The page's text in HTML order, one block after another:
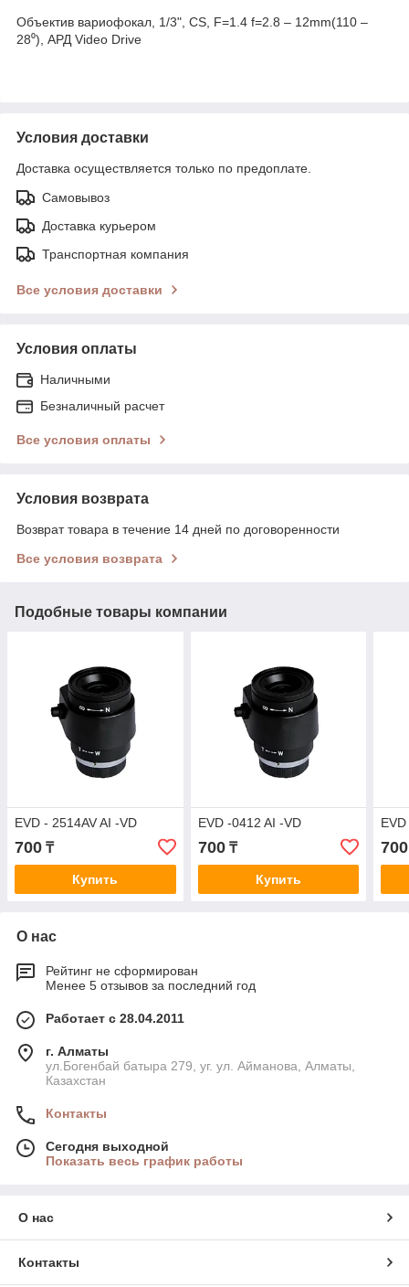
Объектив вариофокал, 1/3", CS, F=1.4 f=2.8 – 12mm(110 –
28⁰), АРД Video Drive
Условия доставки
Доставка осуществляется только по предоплате.
Самовывоз
Доставка курьером
Транспортная компания
Все условия доставки
Условия оплаты
Наличными
Безналичный расчет
Все условия оплаты
Условия возврата
Возврат товара в течение 14 дней по договоренности
Все условия возврата
Подобные товары компании
EVD - 2514AV AI -VD
700 ₸
Купить
EVD -0412 AI -VD
700₸
Купить
700
О нас
Рейтинг не сформирован
Менее 5 отзывов за последний год
Работает с 28.04.2011
г. Алматы
ул.Богенбай батыра 279, уг. ул. Айманова, Алматы,
Казахстан
Контакты
Сегодня выходной
Показать весь график работы
О нас
Контакты